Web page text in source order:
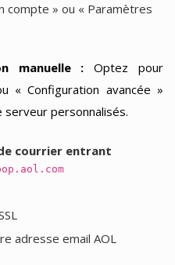
compte » ou « Paramètres
manuelle : Optez pour
« Configuration avancée »
personnalisés.
courrier entrant
adresse email AOL